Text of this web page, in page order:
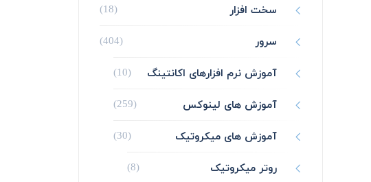
سخت افزار (18)
سرور (404)
آموزش نرم افزارهای اکانتینگ (10)
آموزش های لینوکس (259)
آموزش های میکروتیک (30)
روتر میکروتیک (8)